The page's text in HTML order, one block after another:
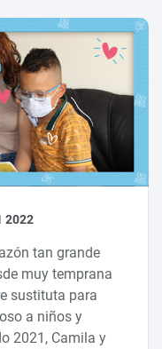
2022
tan grande
muy temprana
sustituta para
a niños y
2021, Camila y